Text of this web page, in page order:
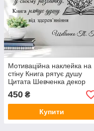
Мотиваційна наклейка на
стіну Книга рятує душу
Цитата Шевченка декор
класу бібліотеки 1090х640
мм матова
450 ₴
Купити